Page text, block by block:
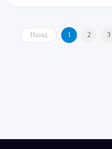
Назад 1 2 3